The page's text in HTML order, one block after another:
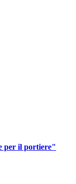
per il portiere"